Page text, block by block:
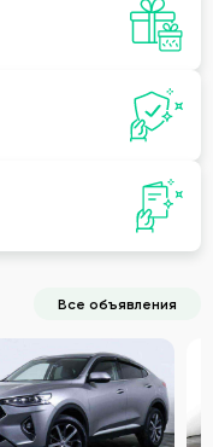
Все объявления